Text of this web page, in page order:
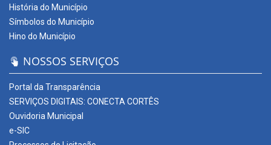
História do Município
Símbolos do Município
Hino do Município
NOSSOS SERVIÇOS
Portal da Transparência
SERVIÇOS DIGITAIS: CONECTA CORTÊS
Ouvidoria Municipal
e-SIC